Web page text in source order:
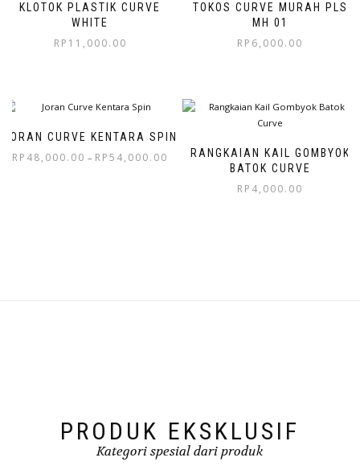
KLOTOK PLASTIK CURVE
WHITE
RP 11,000.00
TOKOS CURVE MURAH PLS
MH 01
RP 6,000.00
JORAN CURVE KENTARA SPIN
RP 48,000.00 – RP54,000.00
RANGKAIAN KAIL GOMBYOK
BATOK CURVE
RP 4,000.00
PRODUK EKSKLUSIF
Kategori spesial dari produk